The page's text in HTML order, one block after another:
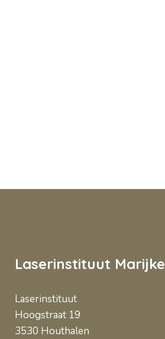
Boek uw afspraak!
Laserinstituut Marijke
Laserinstituut
Hoogstraat 19
3530 Houthalen